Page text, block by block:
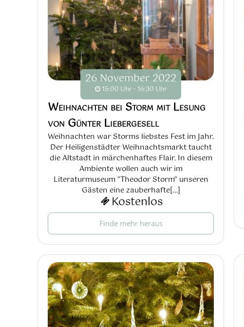
26 November 2022
15:00 Uhr - 16:30 Uhr
Weihnachten bei Storm mit Lesung
von Günter Liebergesell
Weihnachten war Storms liebstes Fest im Jahr.
Der Heiligenstädter Weihnachtsmarkt taucht
die Altstadt in märchenhaftes Flair. In diesem
Ambiente wollen auch wir im
Literaturmuseum "Theodor Storm" unseren
Gästen eine zauberhafte[...]
Kostenlos
Finde mehr heraus